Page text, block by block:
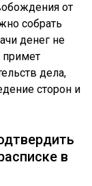
от
собрать
денег не
примет
дела,
сторон и
в